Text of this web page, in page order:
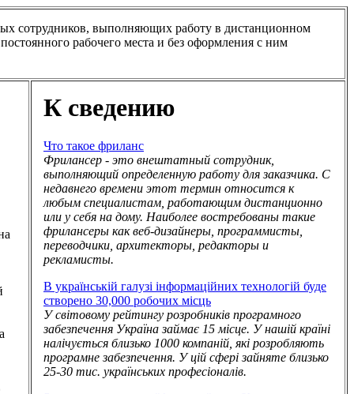
сотрудников, выполняющих работу в дистанционном
рабочего места и без оформления с ним
К сведению
Что такое фриланс
Фрилансер - это внештатный сотрудник,
выполняющий определенную работу для заказчика. С
недавнего времени этот термин относится к
любым специалистам, работающим дистанционно
или у себя на дому. Наиболее востребованы такие
фрилансеры как веб-дизайнеры, программисты,
переводчики, архитекторы, редакторы и
рекламисты.
В українській галузі інформаційних технологій буде
створено 30,000 робочих місць
У світовому рейтингу розробників програмного
забезпечення Україна займає 15 місце. У нашій країні
налічується близько 1000 компаній, які розробляють
програмне забезпечення. У цій сфері зайняте близько
25-30 тис. українських професіоналів.